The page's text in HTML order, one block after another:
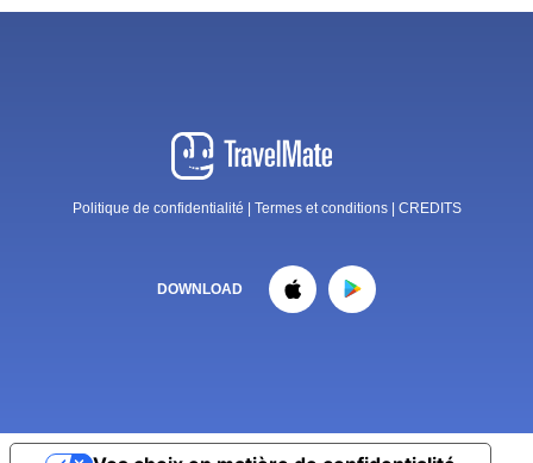
Politique de confidentialité Termes et conditions CREDITS
DOWNLOAD